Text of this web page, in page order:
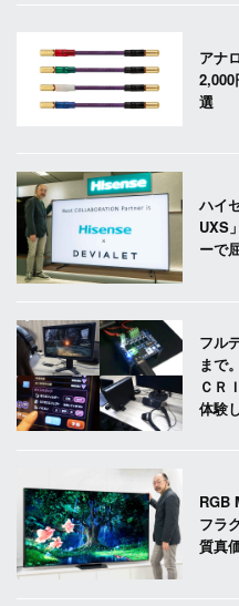
アナ
選
ハイ
UXS
ーで
フル
まで
ＣＲ
体験
RGB
フラ
質真